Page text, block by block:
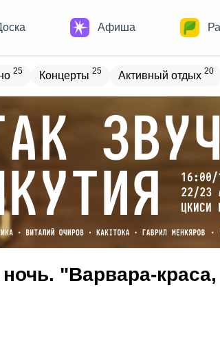
Афиша
Новостройки
25 Концерты 25 Активный отдых 20
Детям Вечеринки
19 Обучение 4 Квесты 8
ночь. "Варвара-